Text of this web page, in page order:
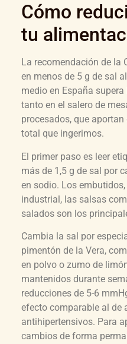
Cómo
tu
La recomendación de la
en menos de 5 g de sal
medio en España
tanto en el salero de
procesados, que
total que ingerimos.
El primer paso es leer
más de 1,5 g de sal por
en sodio. Los
industrial, las salsas
salados son los
Cambia la sal por
pimentón de la Vera,
en polvo o zumo de
mantenidos durante
reducciones de 5-6
efecto comparable al de
antihipertensivos. Para
cambios de forma